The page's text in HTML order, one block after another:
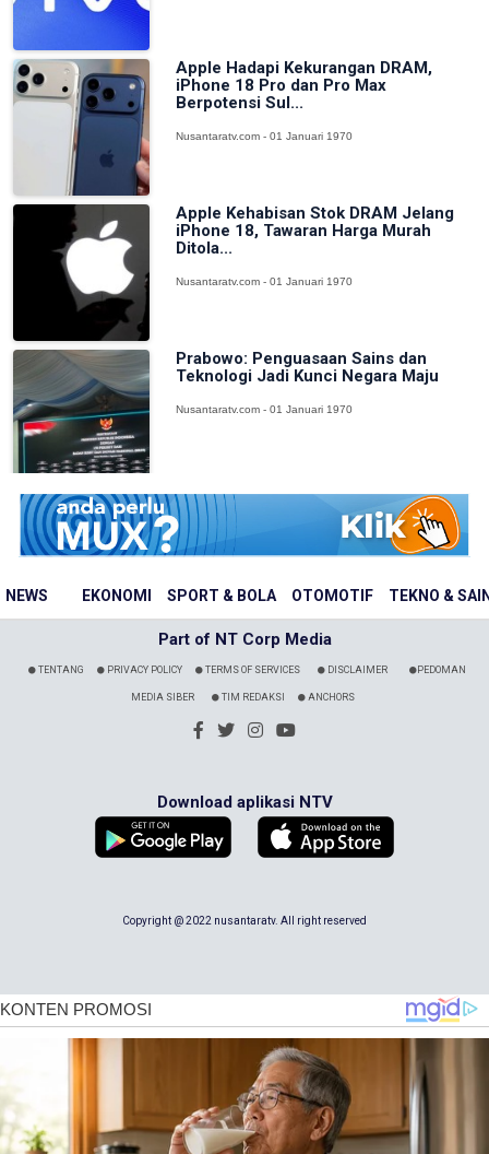
NEWS EKONOMI SPORT & BOLA OTOMOTIF TEKNO &
Apple Hadapi Kekurangan DRAM,
iPhone 18 Pro dan Pro Max
Berpotensi Sul...
Nusantaratv.com - 01 Januari 1970
Apple Kehabisan Stok DRAM Jelang
iPhone 18, Tawaran Harga Murah
Ditola...
Nusantaratv.com - 01 Januari 1970
Prabowo: Penguasaan Sains dan
Teknologi Jadi Kunci Negara Maju
Nusantaratv.com - 01 Januari 1970
Part of NT Corp Media
TENTANG PRIVACY POLICY TERMS OF SERVICES DISCLAIMER PEDOMAN
MEDIA SIBER TIM REDAKSI ANCHORS
Download aplikasi NTV
Copyright @ 2022 nusantaratv. All right reserved